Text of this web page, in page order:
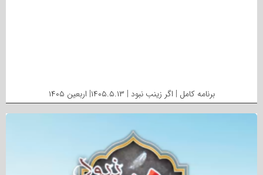
برنامه کامل | اگر زینب نبود | ۱۴۰۵.۵.۱۳| اربعین ۱۴۰۵